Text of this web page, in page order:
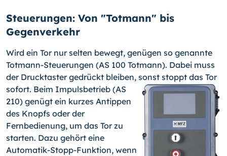
Steuerungen: Von "Totmann" bis
Gegenverkehr
Wird ein Tor nur selten bewegt, genügen so genannte
Totmann-Steuerungen (AS 100 Totmann). Dabei muss
der Drucktaster gedrückt bleiben, sonst stoppt das Tor
sofort. Beim Impulsbetrieb (AS
210) genügt ein kurzes Antippen
des Knopfs oder der
Fernbedienung, um das Tor zu
starten. Dazu gehört eine
Automatik-Stopp-Funktion, wenn